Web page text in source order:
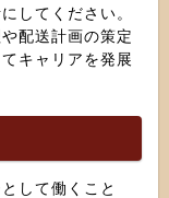
してください。
配送計画の策定
キャリアを発展
して働くこと